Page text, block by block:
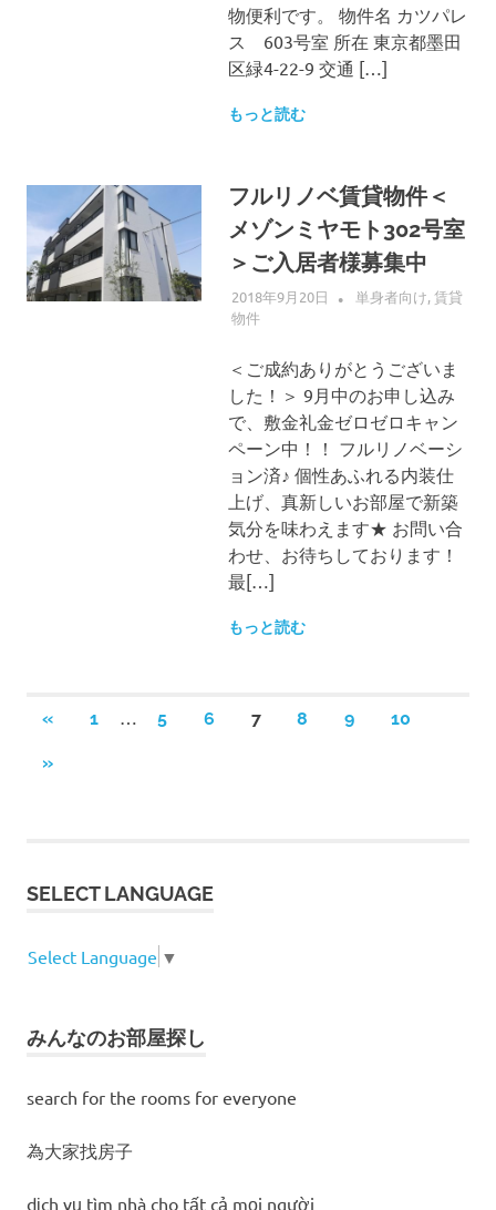
物便利です。 物件名 カツパレ
ス 603号室 所在 東京都墨田
区緑4-22-9 交通 […]
もっと読む
フルリノベ賃貸物件＜
メゾンミヤモト302号室
＞ご入居者様募集中
2018年9月20日 ALLFLOW
単身者向け,賃貸
物件
＜ご成約ありがとうございま
した！＞ 9月中のお申し込み
で、敷金礼金ゼロゼロキャン
ペーン中！！ フルリノベーシ
ョン済♪ 個性あふれる内装仕
上げ、真新しいお部屋で新築
気分を味わえます★ お問い合
わせ、お待ちしております！
最[…]
もっと読む
ビ
ー
シ
ン
« 1 … 5 6 7 8 9 10
次
»
SELECT LANGUAGE
Select Language ▼
みんなのお部屋探し
search for the rooms for everyone
為大家找房子
dịch vụ tìm nhà cho tất cả mọi người